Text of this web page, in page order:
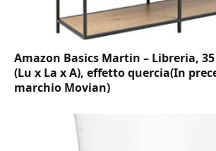
Amazon Basics Martin – Libreria, 35
(Lu x La x A), effetto quercia(In
marchio Movian)